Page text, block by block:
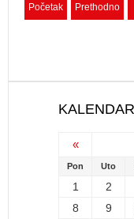
Početak Prethodno
KALENDAR
«
Pon Uto
1 2
8
9